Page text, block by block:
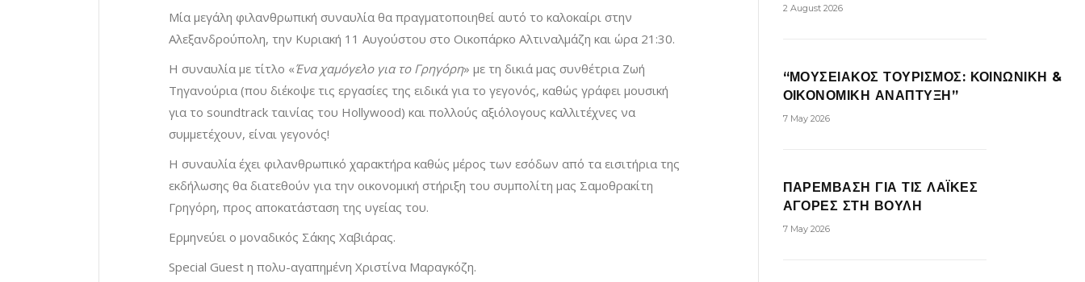
Μία μεγάλη φιλανθρωπική συναυλία θα πραγματοποιηθεί αυτό το καλοκαίρι στην
Αλεξανδρούπολη, την Κυριακή 11 Αυγούστου στο Οικοπάρκο Αλτιναλμάζη και ώρα 21:30.
Η συναυλία με τίτλο «Ένα χαμόγελο για το Γρηγόρη» με τη δικιά μας συνθέτρια Ζωή
Τηγανούρια (που διέκοψε τις εργασίες της ειδικά για το γεγονός, καθώς γράφει μουσική
για το soundtrack ταινίας του Hollywood) και πολλούς αξιόλογους καλλιτέχνες να
συμμετέχουν, είναι γεγονός!
Η συναυλία έχει φιλανθρωπικό χαρακτήρα καθώς μέρος των εσόδων από τα εισιτήρια της
εκδήλωσης θα διατεθούν για την οικονομική στήριξη του συμπολίτη μας Σαμοθρακίτη
Γρηγόρη, προς αποκατάσταση της υγείας του.
Ερμηνεύει ο μοναδικός Σάκης Χαβιάρας.
Special Guest η πολυ-αγαπημένη Χριστίνα Μαραγκόζη.
2 August 2026
“ΜΟΥΣΕΙΑΚΟΣ ΤΟΥΡΙΣΜΟΣ: ΚΟΙΝΩΝΙΚΗ &
ΟΙΚΟΝΟΜΙΚΗ ΑΝΑΠΤΥΞΗ”
7 May 2026
ΠΑΡΕΜΒΑΣΗ ΓΙΑ ΤΙΣ ΛΑΪΚΕΣ
ΑΓΟΡΕΣ ΣΤΗ ΒΟΥΛΗ
7 May 2026